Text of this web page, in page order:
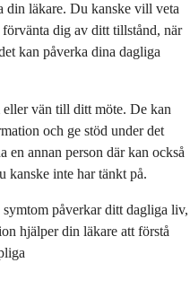
din läkare. Du kanske vill veta
dig av ditt tillstånd, när
kan påverka dina dagliga
vän till ditt möte. De kan
och ge stöd under det
en annan person där kan också
kanske inte har tänkt på.
påverkar ditt dagliga liv,
hjälper din läkare att förstå